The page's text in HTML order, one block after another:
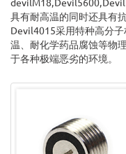
具有耐高温的同时还具有
Devil4015采用特种高分
温、耐化学药品腐蚀等物
于各种极端恶劣的环境。